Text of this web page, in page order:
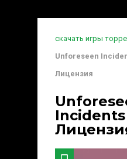
скачать игры
Unforeseen
Лицензия
Incidents